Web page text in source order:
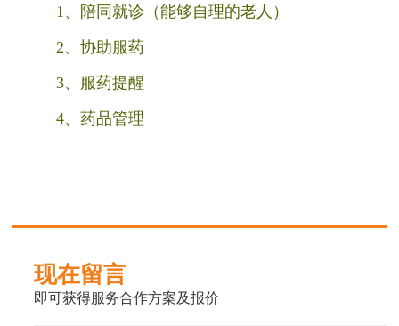
情
北京仁友永安养老驿站：老年人的温馨家园
仁友育儿嫂服务：专业陪伴，呵护成长
仁友干洗店，优质高效，温馨细致，为官兵
与社区献上一份关怀
仁友月嫂服务，您的温暖守护者
1、陪同就诊（能够自理的老人）
2、协助服药
3、服药提醒
4、药品管理
现在留言
即可获得服务合作方案及报价